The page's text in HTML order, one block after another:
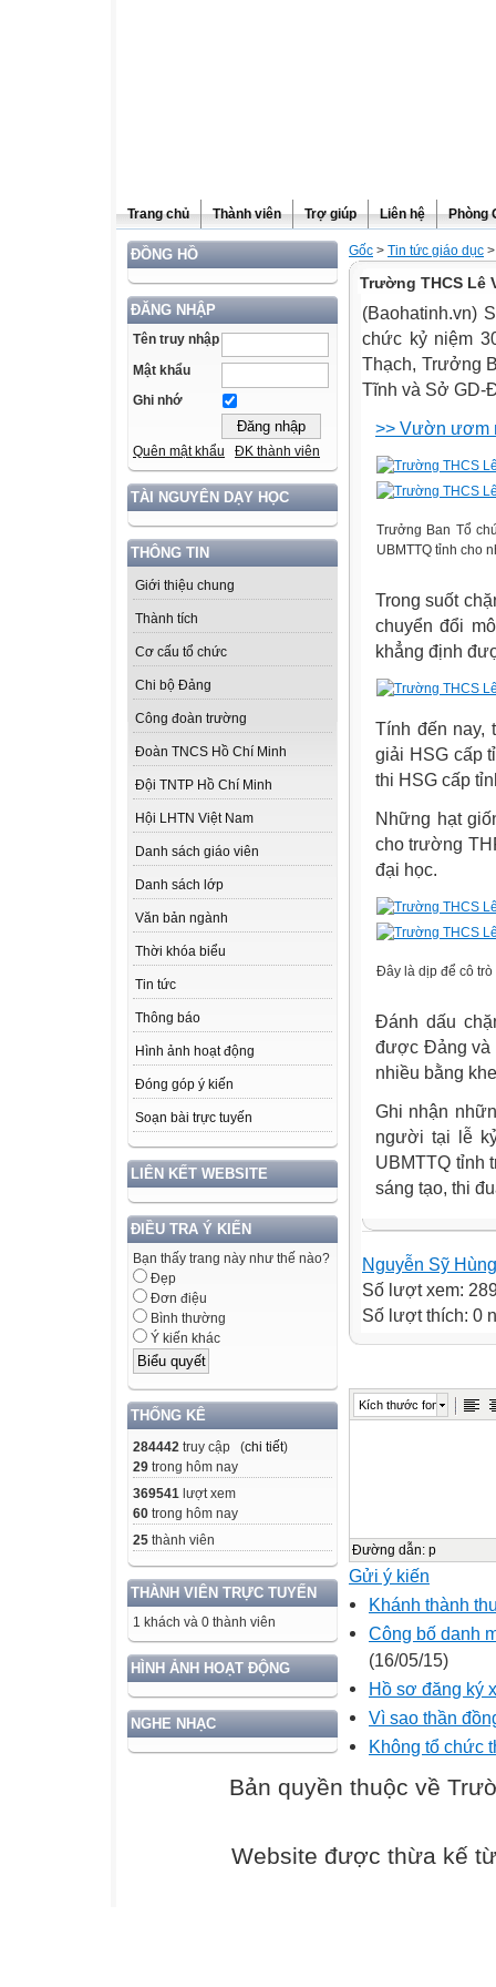
Trang chủ Thành viên Trợ giúp Liên hệ Phòng
ĐỒNG HỒ
ĐĂNG NHẬP
Tên truy nhập
Mật khẩu
Ghi nhớ
Quên mật khẩu ĐK thành viên
TÀI NGUYÊN DẠY HỌC
THÔNG TIN
Giới thiệu chung
Thành tích
Cơ cấu tổ chức
Chi bộ Đảng
Công đoàn trường
Đoàn TNCS Hồ Chí Minh
Đội TNTP Hồ Chí Minh
Hội LHTN Việt Nam
Danh sách giáo viên
Danh sách lớp
Văn bản ngành
Thời khóa biểu
Tin tức
Thông báo
Hình ảnh hoạt động
Đóng góp ý kiến
Soạn bài trực tuyến
LIÊN KẾT WEBSITE
ĐIỀU TRA Ý KIẾN
Bạn thấy trang này như thế nào?
Đẹp
Đơn điệu
Bình thường
Ý kiến khác
THỐNG KÊ
284442 truy cập (chi tiết)
29 trong hôm nay
369541 lượt xem
60 trong hôm nay
25 thành viên
THÀNH VIÊN TRỰC TUYẾN
1 khách và 0 thành viên
HÌNH ẢNH HOẠT ĐỘNG
NGHE NHẠC
Gốc > Tin tức giáo dục >
Trường THCS Lê
(Baohatinh.vn)
chức kỷ niệm
Thạch, Trưởng
Tĩnh và Sở GD-
>> Vườn ươm
Trưởng Ban Tổ
UBMTTQ tỉnh cho
Trong suốt
chuyển đổi
khẳng định
Tính đến nay,
giải HSG cấp
thi HSG cấp
Những hạt
cho trường
đại học.
Đây là dịp để cô
Đánh dấu
được Đảng và
nhiều bằng
Ghi nhận
người tại lễ
UBMTTQ tỉnh
sáng tạo, thi
Nguyễn Sỹ Hùng
Số lượt xem:
Số lượt thích: 0
Kích thước font
Đường dẫn: p
Gửi ý kiến
Khánh thành
Công bố danh
(16/05/15)
Hồ sơ đăng ký
Vì sao thần
Không tổ chức
Bản quyền thuộc về
Website được thừa kế